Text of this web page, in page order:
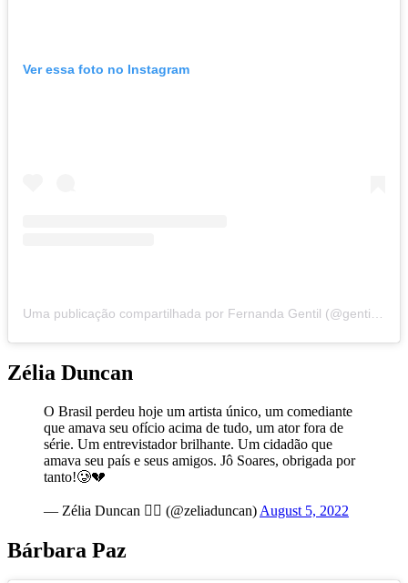
Ver essa foto no Instagram
Zélia Duncan
O Brasil perdeu hoje um artista único, um comediante
que amava seu ofício acima de tudo, um ator fora de
série. Um entrevistador brilhante. Um cidadão que
amava seu país e seus amigos. Jô Soares, obrigada por
tanto!🥲💔
— Zélia Duncan 🏳️‍🌈 (@zeliaduncan) August 5, 2022
Bárbara Paz